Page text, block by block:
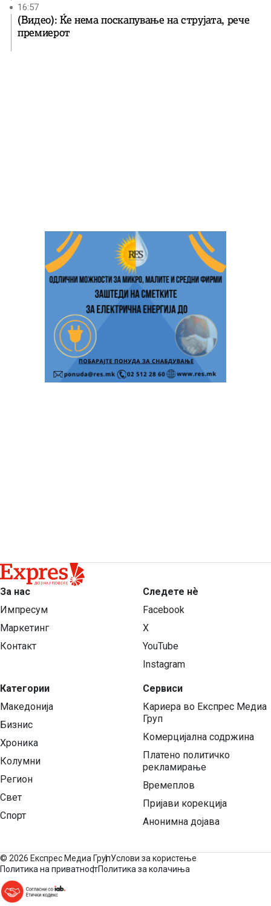
16:57
(Видео): Ќе нема поскапување на струјата, рече
премиерот
За нас
Импресум
Маркетинг
Контакт
Категории
Македонија
Бизнис
Хроника
Колумни
Регион
Свет
Спорт
Следете нѐ
Facebook
X
YouTube
Instagram
Сервиси
Кариера во Експрес Медиа
Груп
Комерцијална содржина
Платено политичко
рекламирање
Времеплов
Пријави корекција
Анонимна дојава
© 2026 Експрес Медиа ГрупУслови за користење
Политика на приватностПолитика за колачиња